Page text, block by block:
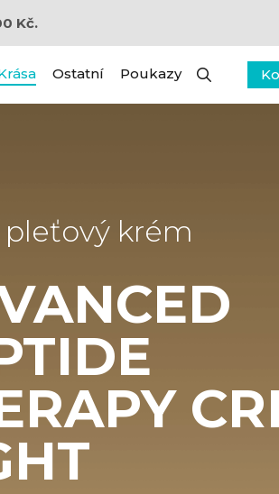
Kč.
Ostatní Poukazy
pleťový krém